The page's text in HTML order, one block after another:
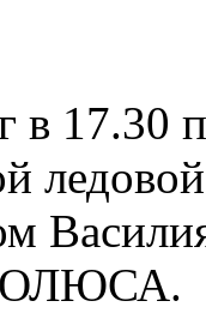
в 17.30